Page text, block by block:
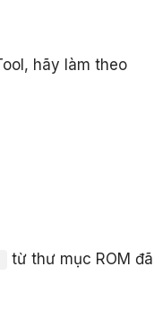
hãy làm theo
từ thư mục ROM đã